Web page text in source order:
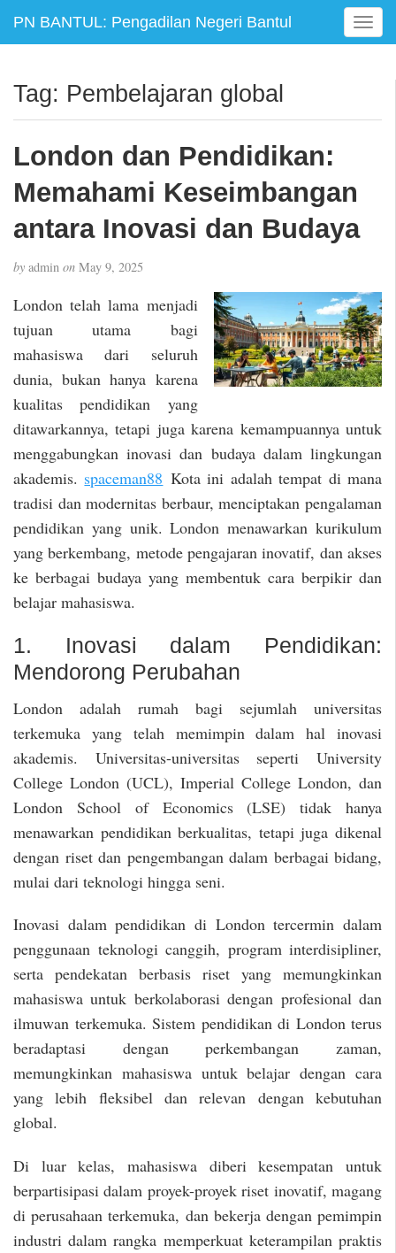
PN BANTUL: Pengadilan Negeri Bantul
T
o
e
o
n
Tag: Pembelajaran global
London dan Pendidikan:
Memahami Keseimbangan
antara Inovasi dan Budaya
by admin on May 9, 2025
London telah lama menjadi
tujuan utama bagi
mahasiswa dari seluruh
dunia, bukan hanya karena
kualitas pendidikan yang
ditawarkannya, tetapi juga karena kemampuannya untuk
menggabungkan inovasi dan budaya dalam lingkungan
akademis. spaceman88 Kota ini adalah tempat di mana
tradisi dan modernitas berbaur, menciptakan pengalaman
pendidikan yang unik. London menawarkan kurikulum
yang berkembang, metode pengajaran inovatif, dan akses
ke berbagai budaya yang membentuk cara berpikir dan
belajar mahasiswa.
1. Inovasi dalam Pendidikan:
Mendorong Perubahan
London adalah rumah bagi sejumlah universitas
terkemuka yang telah memimpin dalam hal inovasi
akademis. Universitas-universitas seperti University
College London (UCL), Imperial College London, dan
London School of Economics (LSE) tidak hanya
menawarkan pendidikan berkualitas, tetapi juga dikenal
dengan riset dan pengembangan dalam berbagai bidang,
mulai dari teknologi hingga seni.
Inovasi dalam pendidikan di London tercermin dalam
penggunaan teknologi canggih, program interdisipliner,
serta pendekatan berbasis riset yang memungkinkan
mahasiswa untuk berkolaborasi dengan profesional dan
ilmuwan terkemuka. Sistem pendidikan di London terus
beradaptasi dengan perkembangan zaman,
memungkinkan mahasiswa untuk belajar dengan cara
yang lebih fleksibel dan relevan dengan kebutuhan
global.
Di luar kelas, mahasiswa diberi kesempatan untuk
berpartisipasi dalam proyek-proyek riset inovatif, magang
di perusahaan terkemuka, dan bekerja dengan pemimpin
industri dalam rangka memperkuat keterampilan praktis